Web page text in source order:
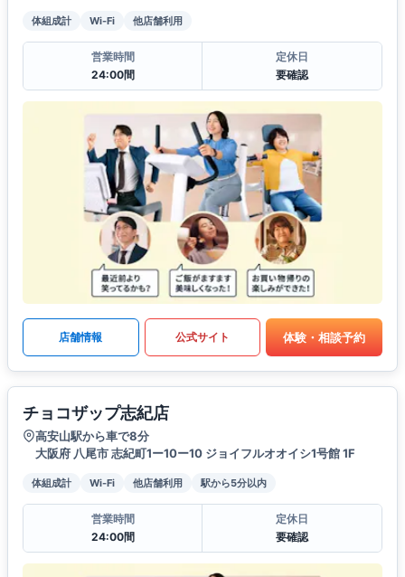
体組成計 Wi-Fi 他店舗利用
営業時間
24:00間
定休日
要確認
店舗情報 公式サイト 体験・相談予約
チョコザップ志紀店
高安山駅から車で8分
大阪府 八尾市 志紀町1ー10ー10 ジョイフルオオイシ1号館 1F
体組成計 Wi-Fi 他店舗利用 駅から5分以内
営業時間
24:00間
定休日
要確認